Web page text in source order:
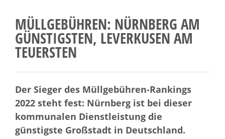
MÜLLGEBÜHREN: NÜRNBERG AM
GÜNSTIGSTEN, LEVERKUSEN AM
TEUERSTEN
Der Sieger des Müllgebühren-Rankings
2022 steht fest: Nürnberg ist bei dieser
kommunalen Dienstleistung die
günstigste Großstadt in Deutschland.